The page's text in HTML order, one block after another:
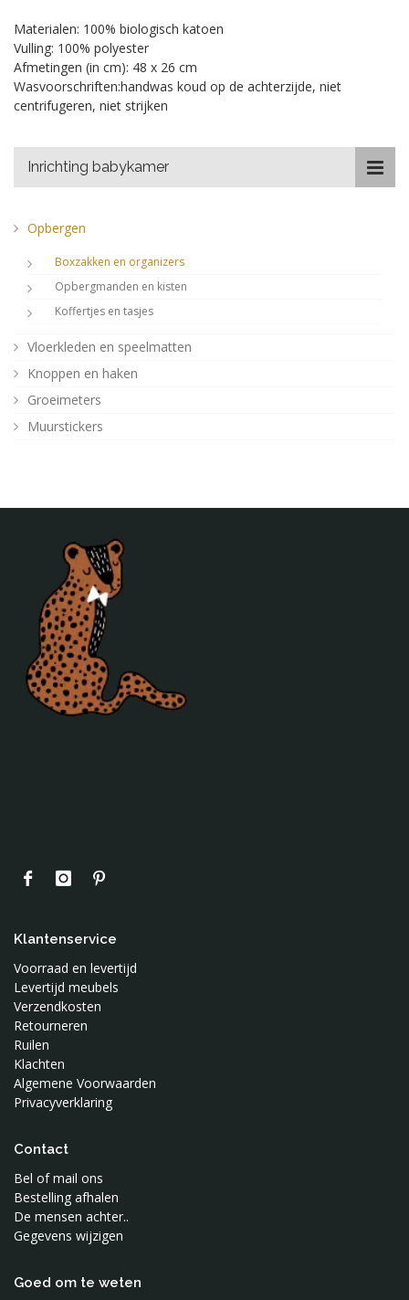
Materialen: 100% biologisch katoen
Vulling: 100% polyester
Afmetingen (in cm): 48 x 26 cm
Wasvoorschriften:handwas koud op de achterzijde, niet
centrifugeren, niet strijken
Inrichting babykamer
Opbergen
Boxzakken en organizers
Opbergmanden en kisten
Koffertjes en tasjes
Vloerkleden en speelmatten
Knoppen en haken
Groeimeters
Muurstickers
Kussens
Posters
Verlichting
Poefjes en speelkussens
Decoratie
Behang
Klantenservice
Voorraad en levertijd
Levertijd meubels
Verzendkosten
Retourneren
Ruilen
Klachten
Algemene Voorwaarden
Privacyverklaring
Contact
Bel of mail ons
Bestelling afhalen
De mensen achter..
Gegevens wijzigen
Goed om te weten